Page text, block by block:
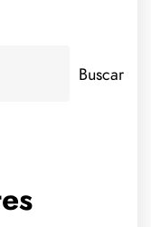
Buscar